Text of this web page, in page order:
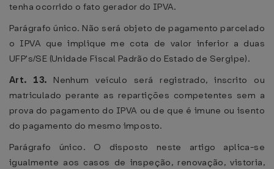
tenha ocorrido o fato gerador do IPVA.
Parágrafo único. Não será objeto de pagamento parcelado
o IPVA que implique me cota de valor inferior a duas
UFP's/SE (Unidade Fiscal Padrão do Estado de Sergipe).
Art. 13. Nenhum veículo será registrado, inscrito ou
matriculado perante as repartições competentes sem a
prova do pagamento do IPVA ou de que é imune ou isento
do pagamento do mesmo imposto.
Parágrafo único. O disposto neste artigo aplica-se
igualmente aos casos de inspeção, renovação, vistoria,